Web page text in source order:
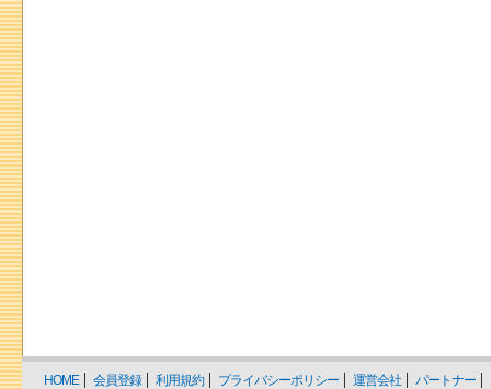
HOME 会員登録 利用規約 プライバシーポリシー 運営会社 パートナー